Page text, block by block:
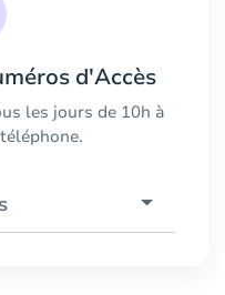
d'Accès
les jours de 10h à